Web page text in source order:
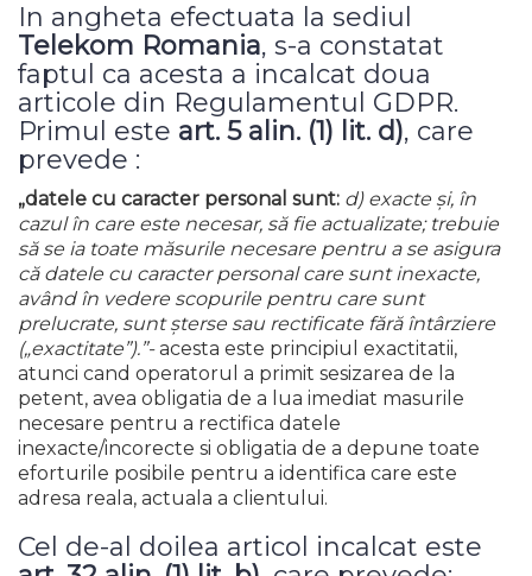
In angheta efectuata la sediul
Telekom Romania, s-a constatat
faptul ca acesta a incalcat doua
articole din Regulamentul GDPR.
Primul este art. 5 alin. (1) lit. d), care
prevede :
„datele cu caracter personal sunt: d) exacte și, în
cazul în care este necesar, să fie actualizate; trebuie
să se ia toate măsurile necesare pentru a se asigura
că datele cu caracter personal care sunt inexacte,
având în vedere scopurile pentru care sunt
prelucrate, sunt șterse sau rectificate fără întârziere
(„exactitate”).”-acesta este principiul exactitatii,
atunci cand operatorul a primit sesizarea de la
petent, avea obligatia de a lua imediat masurile
necesare pentru a rectifica datele
inexacte/incorecte si obligatia de a depune toate
eforturile posibile pentru a identifica care este
adresa reala, actuala a clientului.
Cel de-al doilea articol incalcat este